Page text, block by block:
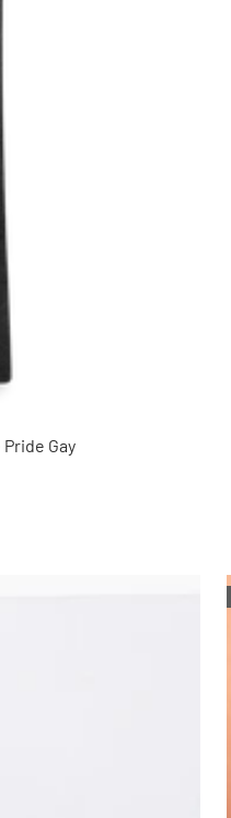
Gay